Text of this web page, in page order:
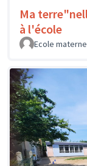
Ma
à l'école
Ecole